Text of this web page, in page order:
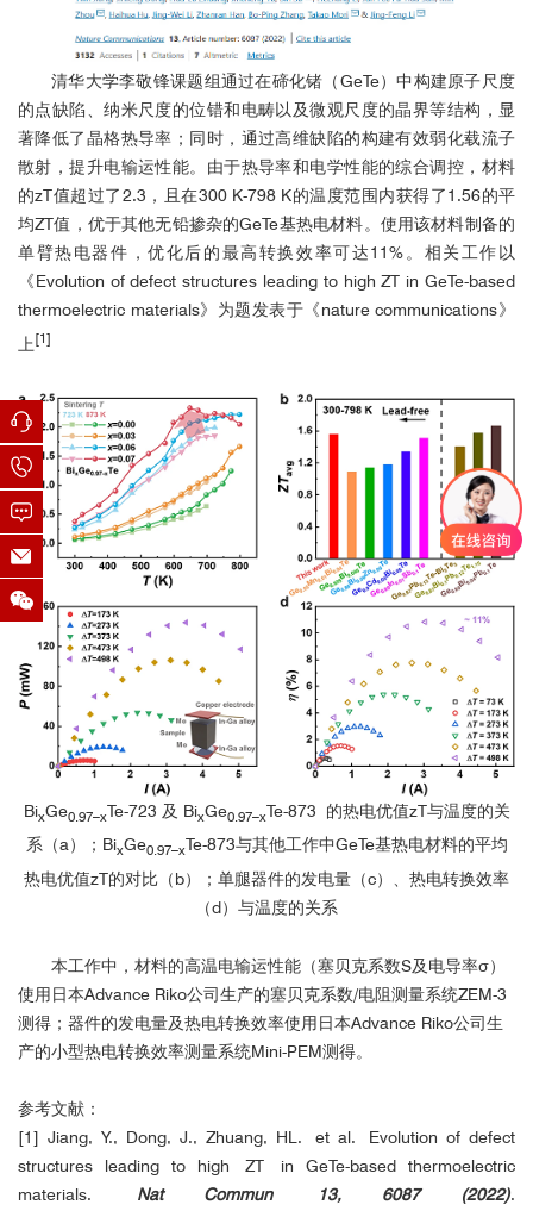
清华大学李敬锋课题组通过在碲化锗（GeTe）中构建原子尺度
的点缺陷、纳米尺度的位错和电畴以及微观尺度的晶界等结构，显
著降低了晶格热导率；同时，通过高维缺陷的构建有效弱化载流子
散射，提升电输运性能。由于热导率和电学性能的综合调控，材料
的zT值超过了2.3，且在300 K-798 K的温度范围内获得了1.56的平
均ZT值，优于其他无铅掺杂的GeTe基热电材料。使用该材料制备的
单臂热电器件，优化后的最高转换效率可达11%。相关工作以
《Evolution of defect structures leading to high ZT in GeTe-based
thermoelectric materials》为题发表于《nature communications》
上 [1]
BixGe0.97–xTe-723 及 BixGe0.97–xTe-873 的热电优值zT与温度的关
系（a） ； BixGe0.97–xTe-873与其他工作中GeTe基热电材料的平均
热电优值zT的对比 （b） ；单腿器件的发电量 （c）、 热电转换效率
（d） 与温度的关系
本工作中，材料的高温电输运性能（塞贝克系数S及电导率σ）
使用日本Advance Riko公司生产的塞贝克系数/电阻测量系统ZEM-3
测得；器件的发电量及热电转换效率使用日本Advance Riko公司生
产的小型热电转换效率测量系统Mini-PEM测得。
参考文献：
[1] Jiang, Y., Dong, J., Zhuang, HL. et al. Evolution of defect
structures leading to high ZT in GeTe-based thermoelectric
materials. Nat Commun 13, 6087 (2022).